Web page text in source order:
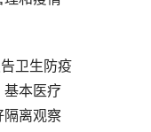
卫生防疫
基本医疗
隔离观察